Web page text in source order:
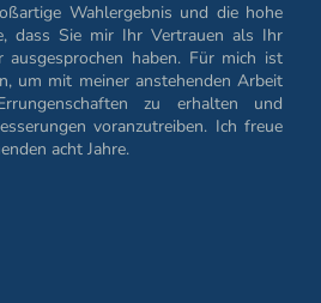
Wahlergebnis und die hohe
dass Sie mir Ihr Vertrauen als Ihr
ausgesprochen haben. Für mich ist
um mit meiner anstehenden Arbeit
zu erhalten und
voranzutreiben. Ich freue
acht Jahre.